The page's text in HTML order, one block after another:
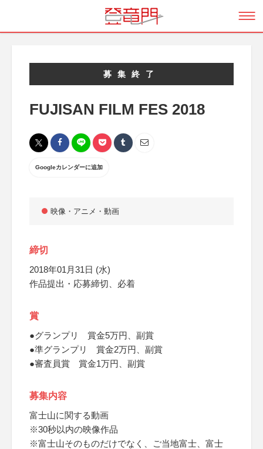
募集終了
FUJISAN FILM FES 2018
Googleカレンダーに追加
映像・アニメ・動画
締切
2018年01月31日 (水)
作品提出・応募締切、必着
賞
●グランプリ 賞金5万円、副賞
●準グランプリ 賞金2万円、副賞
●審査員賞 賞金1万円、副賞
募集内容
富士山に関する動画
※30秒以内の映像作品
※富士山そのものだけでなく、ご当地富士、富士